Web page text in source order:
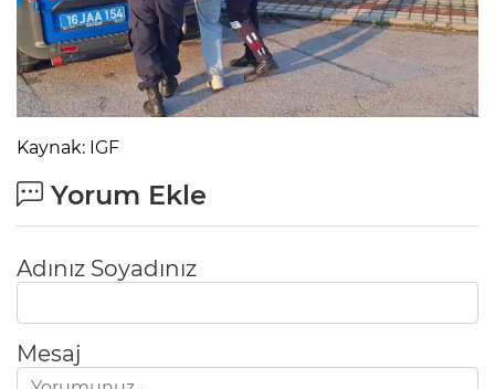
Kaynak: IGF
Yorum Ekle
Adınız Soyadınız
Mesaj